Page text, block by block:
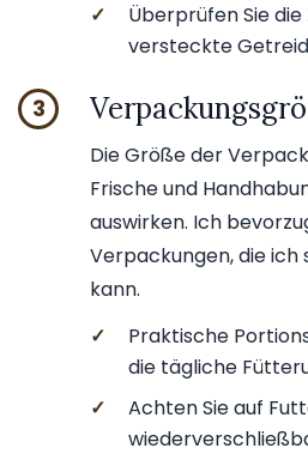
✓
Überprüfen Sie
versteckte
3
Die Größe der
Frische und
auswirken. Ich
Verpackungen, die
kann.
✓
Praktische
die tägliche
✓
Achten Sie auf